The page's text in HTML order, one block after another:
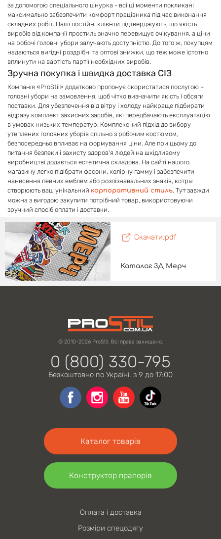
за допомогою спеціального шнурка - всі ці моменти покликані
максимально забезпечити комфорт працівника під час виконання
складних робіт. Наші постійні клієнти підтверджують, що якість
виробів від компанії простиль значно перевищує очікування, а ціни
на робочі головні убори залучають доступністю. До того ж, покупцям
надаються вигідні роздрібні та оптові знижки, що теж може істотно
вплинути на вартість партії необхідних виробів.
Зручна покупка і швидка доставка СІЗ
Компанія «ProStil» додатково пропонує скористатися послугою –
головні убори на замовлення, щоб чітко визначити якість і обсяги
поставки. Для убезпечення від вітру і холоду найкраще підбирати
відразу комплект захисних засобів, які передбачають експлуатацію
в умовах низьких температур. Комплексний підхід до вибору
утеплених головних уборів спільно з робочим костюмом,
безпосередньо впливає на формування ціни. Але при цьому до
питання безпеки і захисту здоров'я людей на шкідливому
виробництві додається естетична складова. На сайті нашого
магазину легко підібрати фасони, колірну гамму і забезпечити
нанесення певних емблем або розпізнавальних знаків, котры
створюють ваш унікальний корпоративний стиль. Тут завжди
можна з вигодою закупити потрібний товар, використовуючи
зручний спосіб оплати і доставки.
Скачати.pdf
Каталог 3Д Мерч
© 2010-2026 ProStil. Всі права захищено.
0 (800) 330-795
Безкоштовно по Україні. з 9 до 17:00
Каталог товарів
Конструктор прапорів
Оплата і доставка
Розміри спецодягу